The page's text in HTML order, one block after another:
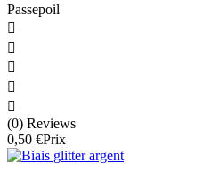
Passepoil





(0) Reviews
0,50 €Prix